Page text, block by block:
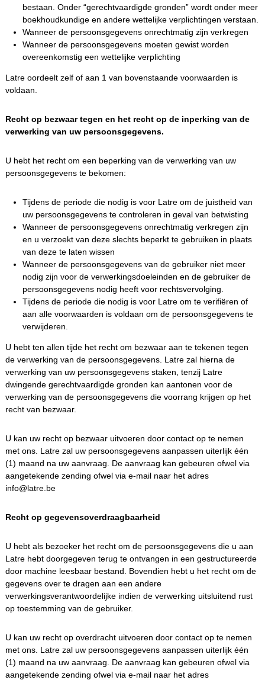
bestaan. Onder “gerechtvaardigde gronden” wordt onder meer
boekhoudkundige en andere wettelijke verplichtingen verstaan.
Wanneer de persoonsgegevens onrechtmatig zijn verkregen
Wanneer de persoonsgegevens moeten gewist worden
overeenkomstig een wettelijke verplichting
Latre oordeelt zelf of aan 1 van bovenstaande voorwaarden is
voldaan.
Recht op bezwaar tegen en het recht op de inperking van de
verwerking van uw persoonsgegevens.
U hebt het recht om een beperking van de verwerking van uw
persoonsgegevens te bekomen:
Tijdens de periode die nodig is voor Latre om de juistheid van
uw persoonsgegevens te controleren in geval van betwisting
Wanneer de persoonsgegevens onrechtmatig verkregen zijn
en u verzoekt van deze slechts beperkt te gebruiken in plaats
van deze te laten wissen
Wanneer de persoonsgegevens van de gebruiker niet meer
nodig zijn voor de verwerkingsdoeleinden en de gebruiker de
persoonsgegevens nodig heeft voor rechtsvervolging.
Tijdens de periode die nodig is voor Latre om te verifiëren of
aan alle voorwaarden is voldaan om de persoonsgegevens te
verwijderen.
U hebt ten allen tijde het recht om bezwaar aan te tekenen tegen
de verwerking van de persoonsgegevens. Latre zal hierna de
verwerking van uw persoonsgegevens staken, tenzij Latre
dwingende gerechtvaardigde gronden kan aantonen voor de
verwerking van de persoonsgegevens die voorrang krijgen op het
recht van bezwaar.
U kan uw recht op bezwaar uitvoeren door contact op te nemen
met ons. Latre zal uw persoonsgegevens aanpassen uiterlijk één
(1) maand na uw aanvraag. De aanvraag kan gebeuren ofwel via
aangetekende zending ofwel via e-mail naar het adres
info@latre.be
Recht op gegevensoverdraagbaarheid
U hebt als bezoeker het recht om de persoonsgegevens die u aan
Latre hebt doorgegeven terug te ontvangen in een gestructureerde
door machine leesbaar bestand. Bovendien hebt u het recht om de
gegevens over te dragen aan een andere
verwerkingsverantwoordelijke indien de verwerking uitsluitend rust
op toestemming van de gebruiker.
U kan uw recht op overdracht uitvoeren door contact op te nemen
met ons. Latre zal uw persoonsgegevens aanpassen uiterlijk één
(1) maand na uw aanvraag. De aanvraag kan gebeuren ofwel via
aangetekende zending ofwel via e-mail naar het adres